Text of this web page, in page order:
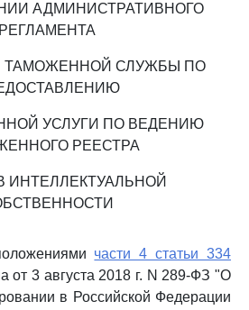
АДМИНИСТРАТИВНОГО
РЕГЛАМЕНТА
ТАМОЖЕННОЙ СЛУЖБЫ ПО
УСЛУГИ ПО ВЕДЕНИЮ
РЕЕСТРА
ИНТЕЛЛЕКТУАЛЬНОЙ
части 4 статьи 334
от 3 августа 2018 г. N 289-ФЗ "О
в Российской Федерации